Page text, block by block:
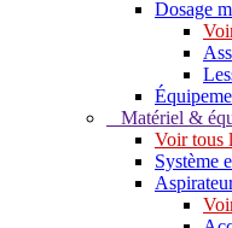
Dosage
Matériel &
Voir tous
Système